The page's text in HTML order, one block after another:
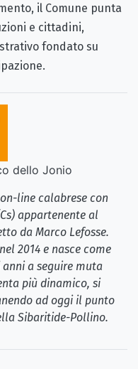
il Comune punta
e cittadini,
fondato su
dello Jonio
line calabrese con
appartenente al
da Marco Lefosse.
2014 e nasce come
a seguire muta
più dinamico, si
ad oggi il punto
Sibaritide-Pollino.